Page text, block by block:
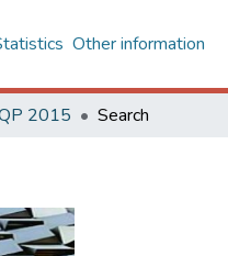
Other information
2015 Search